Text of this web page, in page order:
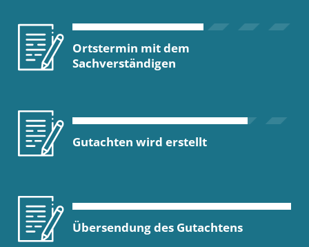
Ortstermin mit dem
Sachverständigen
Gutachten wird erstellt
Übersendung des Gutachtens